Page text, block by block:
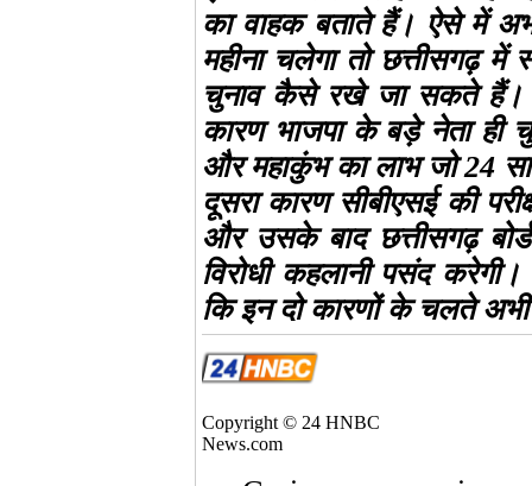
का वाहक बताते हैं। ऐसे में
महीना चलेगा तो छत्तीसगढ़ में
चुनाव कैसे रखे जा सकते हैं।
कारण भाजपा के बड़े नेता ही
और महाकुंभ का लाभ जो 24
दूसरा कारण सीबीएसई की
और उसके बाद छत्तीसगढ़ बोर्ड
विरोधी कहलानी पसंद
कि इन दो कारणों के चलते
Copyright © 24 HNBC
News.com